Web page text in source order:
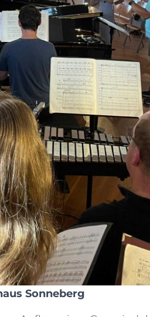
Sonneberg